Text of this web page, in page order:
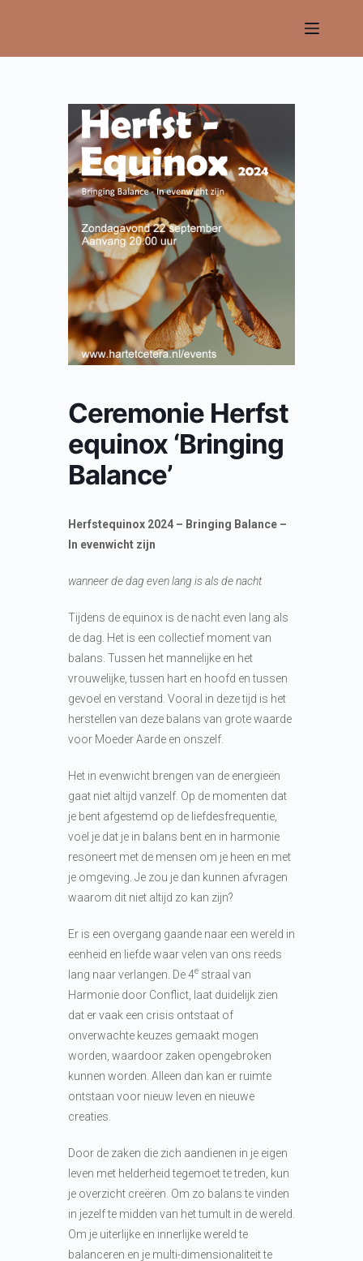
Ceremonie Herfst
equinox ‘Bringing
Balance’
Herfstequinox 2024 – Bringing Balance –
In evenwicht zijn
wanneer de dag even lang is als de nacht
Tijdens de equinox is de nacht even lang als
de dag. Het is een collectief moment van
balans. Tussen het mannelijke en het
vrouwelijke, tussen hart en hoofd en tussen
gevoel en verstand. Vooral in deze tijd is het
herstellen van deze balans van grote waarde
voor Moeder Aarde en onszelf.
Het in evenwicht brengen van de energieën
gaat niet altijd vanzelf. Op de momenten dat
je bent afgestemd op de liefdesfrequentie,
voel je dat je in balans bent en in harmonie
resoneert met de mensen om je heen en met
je omgeving. Je zou je dan kunnen afvragen
waarom dit niet altijd zo kan zijn?
Er is een overgang gaande naar een wereld in
eenheid en liefde waar velen van ons reeds
lang naar verlangen. De 4e straal van
Harmonie door Conflict, laat duidelijk zien
dat er vaak een crisis ontstaat of
onverwachte keuzes gemaakt mogen
worden, waardoor zaken opengebroken
kunnen worden. Alleen dan kan er ruimte
ontstaan voor nieuw leven en nieuwe
creaties.
Door de zaken die zich aandienen in je eigen
leven met helderheid tegemoet te treden, kun
je overzicht creëren. Om zo balans te vinden
in jezelf te midden van het tumult in de wereld.
Om je uiterlijke en innerlijke wereld te
balanceren en je multi-dimensionaliteit te